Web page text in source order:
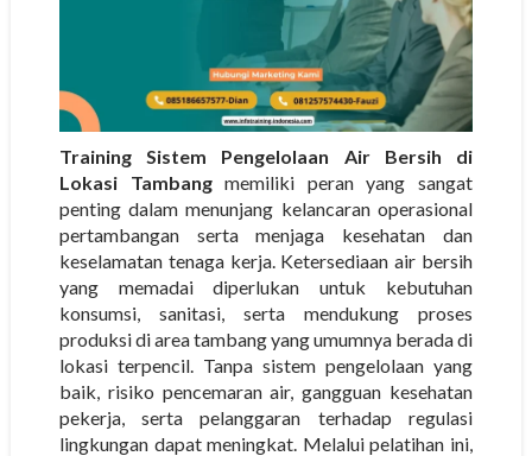
Training Sistem Pengelolaan Air Bersih di
Lokasi Tambangmemiliki peran yang sangat
penting dalam menunjang kelancaran operasional
pertambangan serta menjaga kesehatan dan
keselamatan tenaga kerja. Ketersediaan air bersih
yang memadai diperlukan untuk kebutuhan
konsumsi, sanitasi, serta mendukung proses
produksi di area tambang yang umumnya berada di
lokasi terpencil. Tanpa sistem pengelolaan yang
baik, risiko pencemaran air, gangguan kesehatan
pekerja, serta pelanggaran terhadap regulasi
lingkungan dapat meningkat. Melalui pelatihan ini,